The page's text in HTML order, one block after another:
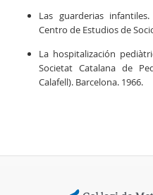
Las guarderias
Centro de Estudios de
La hospitalización
Societat Catalana de
Calafell). Barcelona. 1966.